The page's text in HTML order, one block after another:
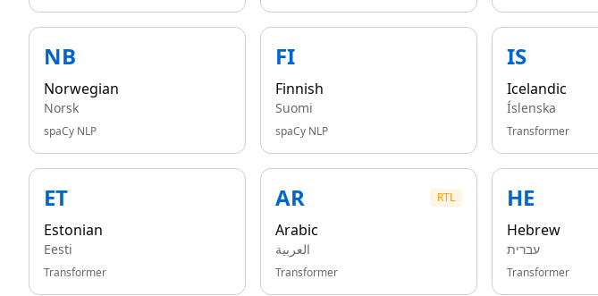
NB
Norwegian
Norsk
spaCy NLP
FI
Finnish
Suomi
spaCy NLP
IS
Icelandic
Íslenska
Transformer
ET
Estonian
Eesti
Transformer
AR RTL
Arabic
العربية
Transformer
HE
Hebrew
עברית
Transformer